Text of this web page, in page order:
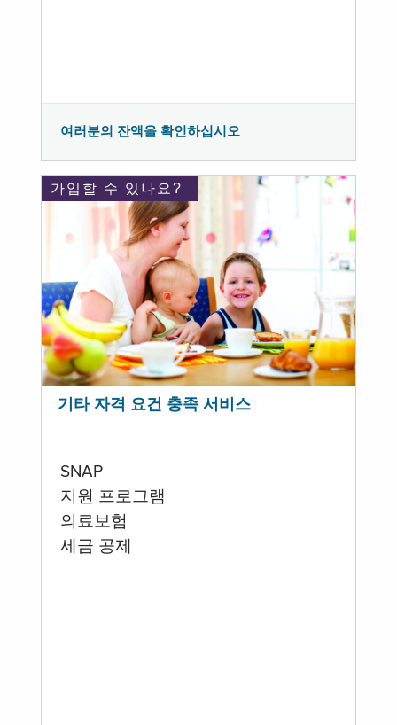
여러분의 잔액을 확인하십시오
가입할 수 있나요?
기타 자격 요건 충족 서비스
SNAP
지원 프로그램
의료보험
세금 공제